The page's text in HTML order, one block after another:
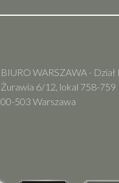
BIURO WARSZAWA -
Żurawia 6/12, lokal 758-759
00-503 Warszawa